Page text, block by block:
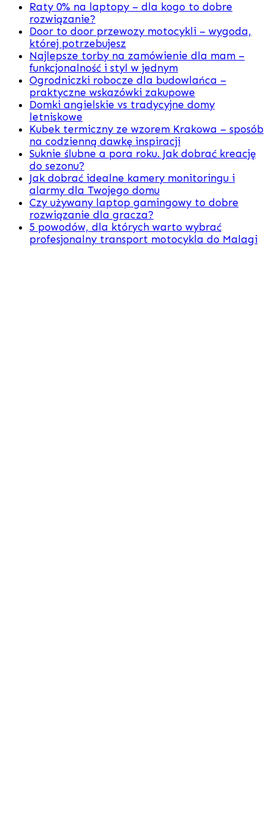
Raty 0% na laptopy – dla kogo to dobre
rozwiązanie?
Door to door przewozy motocykli – wygoda,
której potrzebujesz
Najlepsze torby na zamówienie dla mam –
funkcjonalność i styl w jednym
Ogrodniczki robocze dla budowlańca –
praktyczne wskazówki zakupowe
Domki angielskie vs tradycyjne domy
letniskowe
Kubek termiczny ze wzorem Krakowa – sposób
na codzienną dawkę inspiracji
Suknie ślubne a pora roku. Jak dobrać kreację
do sezonu?
Jak dobrać idealne kamery monitoringu i
alarmy dla Twojego domu
Czy używany laptop gamingowy to dobre
rozwiązanie dla gracza?
5 powodów, dla których warto wybrać
profesjonalny transport motocykla do Malagi